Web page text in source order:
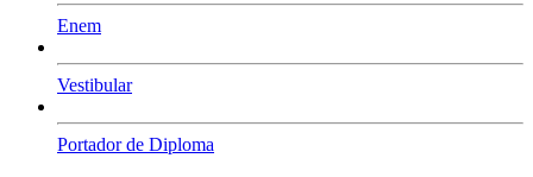
Enem
Vestibular
Portador de Diploma